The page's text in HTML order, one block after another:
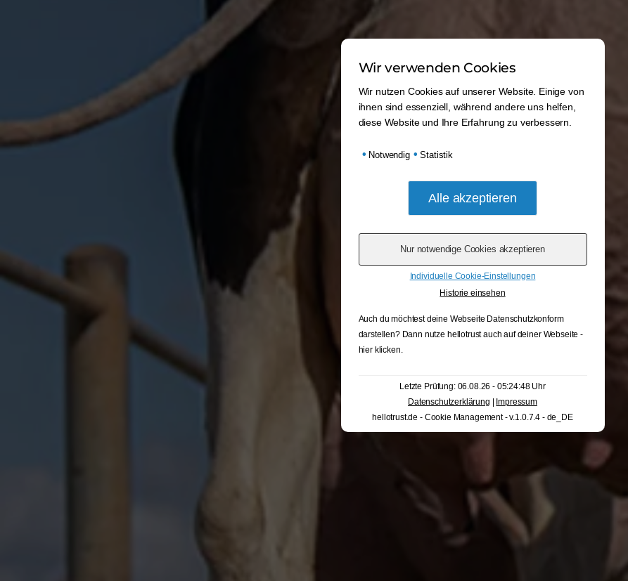
Wir verwenden Cookies
Wir nutzen Cookies auf unserer Website. Einige von
ihnen sind essenziell, während andere uns helfen,
diese Website und Ihre Erfahrung zu verbessern.
• Notwendig • Statistik
Individuelle Cookie-Einstellungen
Historie einsehen
Auch du möchtest deine Webseite Datenschutzkonform
darstellen? Dann nutze hellotrust auch auf deiner Webseite -
hier klicken.
Letzte Prüfung: 06.08.26 - 05:24:48 Uhr
Datenschutzerklärung
Impressum
hellotrust.de - Cookie Management - v.1.0.7.4 - de_DE